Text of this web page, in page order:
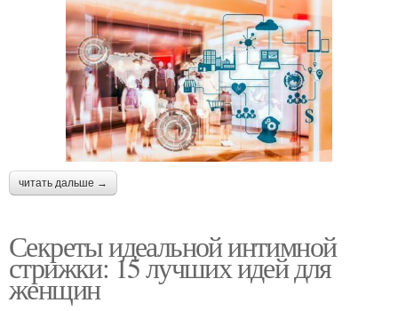
читать дальше →
Секреты идеальной интимной
стрижки: 15 лучших идей для
женщин